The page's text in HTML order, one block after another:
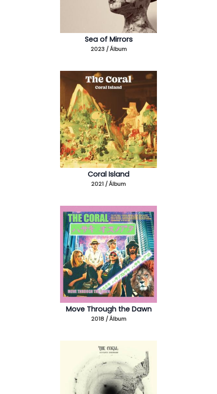
Sea of Mirrors
2023 / Álbum
Coral Island
2021 / Álbum
Move Through the Dawn
2018 / Álbum